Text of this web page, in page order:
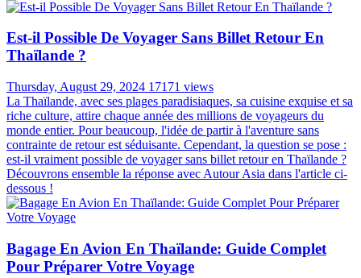
Est-il Possible De Voyager Sans Billet Retour En
Thaïlande ?
Thursday, August 29, 2024 17171 views
La Thaïlande, avec ses plages paradisiaques, sa cuisine exquise et sa
riche culture, attire chaque année des millions de voyageurs du
monde entier. Pour beaucoup, l'idée de partir à l'aventure sans
contrainte de retour est séduisante. Cependant, la question se pose :
est-il vraiment possible de voyager sans billet retour en Thaïlande ?
Découvrons ensemble la réponse avec Autour Asia dans l'article ci-
dessous !
Bagage En Avion En Thaïlande: Guide Complet
Pour Préparer Votre Voyage